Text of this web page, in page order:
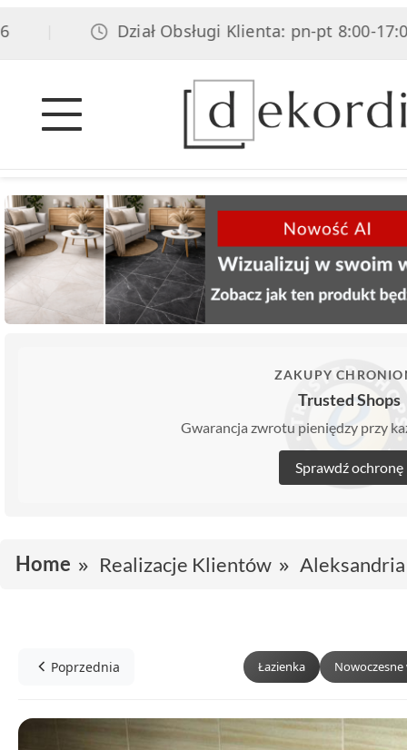
| Dział Obsługi Klienta: pn-pt 8:00-17:00,
ZAKUPY
Trusted Shops
Gwarancja zwrotu pieniędzy przy
Sprawdź ochronę
Home Realizacje Klientów
Poprzednia Łazienka